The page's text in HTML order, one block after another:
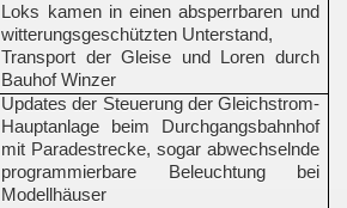
Loks kamen in einen absperrbaren und
witterungsgeschützten Unterstand,
Transport der Gleise und Loren durch
Bauhof Winzer
Updates der Steuerung der Gleichstrom-
Hauptanlage beim Durchgangsbahnhof
mit Paradestrecke, sogar abwechselnde
programmierbare Beleuchtung bei
Modellhäuser